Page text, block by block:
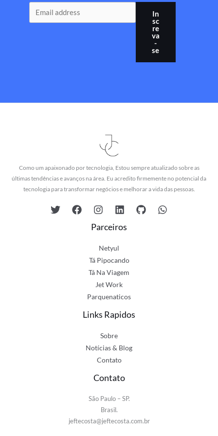
In
sc
re
va
-
se
Como um apaixonado por tecnologia, Estou sempre atualizado sobre as
últimas tendências e avanços na área. Eu acredito firmemente no potencial da
tecnologia para transformar negócios e melhorar a vida das pessoas.
Parceiros
Netyul
Tá Pipocando
Tá Na Viagem
Jet Work
Parquenaticos
Links Rapidos
Sobre
Notícias & Blog
Contato
Contato
São Paulo – SP.
Brasil.
jeftecosta@jeftecosta.com.br